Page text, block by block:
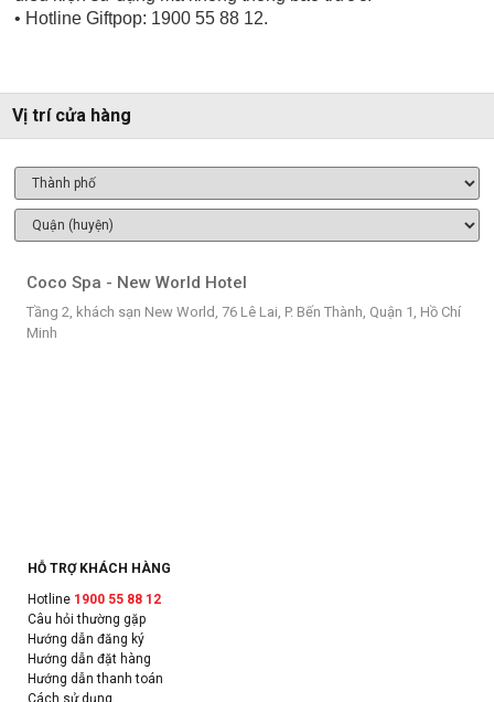
• Hotline Giftpop: 1900 55 88 12.
Vị trí cửa hàng
Coco Spa - New World Hotel
Tầng 2, khách sạn New World, 76 Lê Lai, P. Bến Thành, Quận 1, Hồ Chí
Minh
HỖ TRỢ KHÁCH HÀNG
Hotline 1900 55 88 12
Câu hỏi thường gặp
Hướng dẫn đăng ký
Hướng dẫn đặt hàng
Hướng dẫn thanh toán
Cách sử dụng